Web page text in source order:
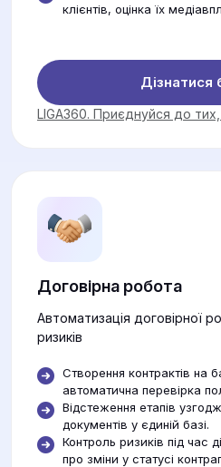
клієнтів, оцінка їх
Дізнатися
LIGA360. Приєднуйся до
Договірна робота
Автоматизація договірної
ризиків
Створення контрактів на
автоматична перевірка
Відстеження етапів
документів у єдиній базі.
Контроль ризиків під час
про зміни у статусі